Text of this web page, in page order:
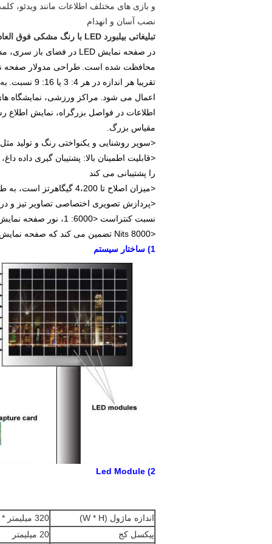
نصب آسان و انهدام
تبلیغاتی بیلبورد LED با رنگ مشکی فوق العاده روشنایی
محافظت شده است.
تقریبا هر اندازه در هر 4: 3 یا 16: 9 نسبت.
اعمال می شود.
مراکز ورزشی، نمایشگاه
اطلاعات در فواصل بزرگراه، نمایش اطلاع
مقیاس بزرگ.
<سوپر روشنایی و یکنواختی رنگ و تولید
<قابلیت اطمینان بالا: پشتیبان گیری
را پشتیبانی می کند
<میزان اصلاح تا 4،200 گیگاهرتز است، به طور کامل برای ویدئو زنده نور سوسو زدن
<پردازش تصویری اختصاصی تصاویر تیز و
نسبت کنتراست <6000: 1، نور صفحه نمایش را به تصاویر تیز و متمرکز متصل می کند تا نزدیک یا دور
<8000 Nits تضمین می کند که صفحه نمایش روشن تر باقی می ماند و 100000 ساعت استفاده مداوم را فراهم می کند
1) ساختار سیستم
2) Led Module
اندازه ماژول (W * H)
320 میلیمتر * 160 میلیمتر
پیکسل کج
20 میلیمتر